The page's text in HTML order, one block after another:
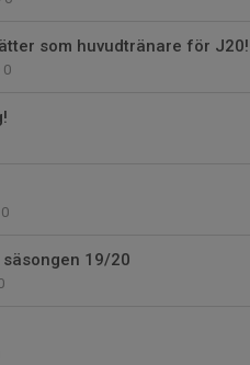
som huvudtränare för J20!
0
0
19/20